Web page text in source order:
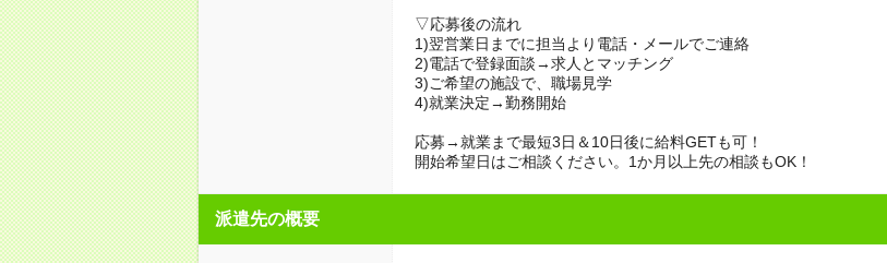
▽応募後の流れ
1)翌営業日までに担当より電話・メールでご連絡
2)電話で登録面談→求人とマッチング
3)ご希望の施設で、職場見学
4)就業決定→勤務開始
応募→就業まで最短3日＆10日後に給料GETも可！
開始希望日はご相談ください。1か月以上先の相談もOK！
派遣先の概要